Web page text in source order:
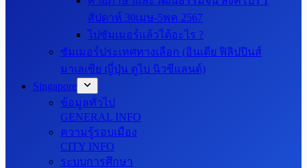
สัปดาห์ 30เมษ-5พค 2567
ไปซัมเมอร์แล้วได้อะไร ?
ซัมเมอร์ประเทศทางเลือก (อินเดีย ฟิลิปปินส์
มาเลเซีย ญี่ปุ่น ดูไบ นิวซีแลนด์)
Singapore
ข้อมูลทั่วไป
GENERAL INFO
ความรู้รอบเมือง
CITY INFO
ระบบการศึกษา